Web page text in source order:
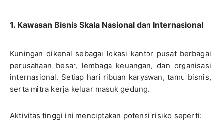
1. Kawasan Bisnis Skala Nasional dan Internasional
Kuningan dikenal sebagai lokasi kantor pusat berbagai
perusahaan besar, lembaga keuangan, dan organisasi
internasional. Setiap hari ribuan karyawan, tamu bisnis,
serta mitra kerja keluar masuk gedung.
Aktivitas tinggi ini menciptakan potensi risiko seperti: